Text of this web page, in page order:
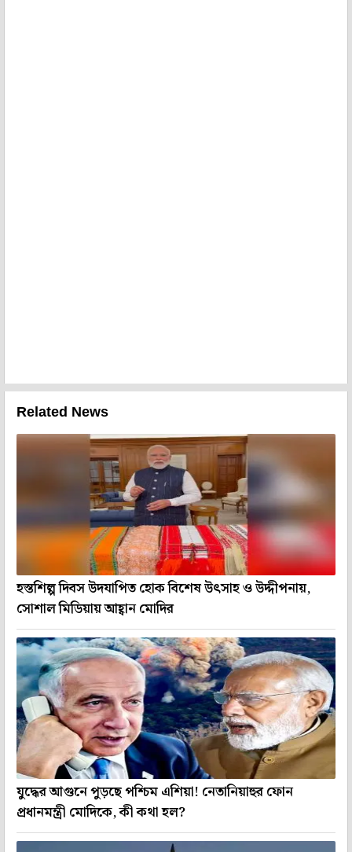
Related News
হস্তশিল্প দিবস উদযাপিত হোক বিশেষ উৎসাহ ও উদ্দীপনায়,
সোশাল মিডিয়ায় আহ্বান মোদির
যুদ্ধের আগুনে পুড়ছে পশ্চিম এশিয়া! নেতানিয়াহুর ফোন
প্রধানমন্ত্রী মোদিকে, কী কথা হল?